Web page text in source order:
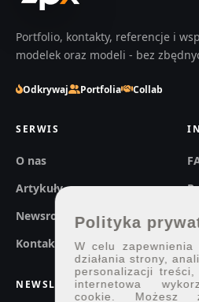
Portfolio, kontakty, referencje i
modelek oraz modeli - bez
Odkrywaj Portfolia Collab
SERWIS
O nas
Artykuły
Newsroom
Kontakt
NEWSLETTER
Polityka
W celu zapewnienia
działania strony,
personalizacji
internetowa
cookie. Możesz